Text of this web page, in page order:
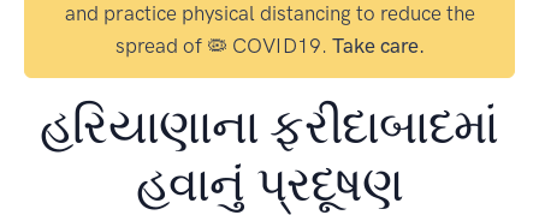
and practice physical distancing to reduce the
spread of 🦠 COVID19. Take care.
હરિયાણાના ફરીદાબાદમાં
હવાનું પ્રદૂષણ